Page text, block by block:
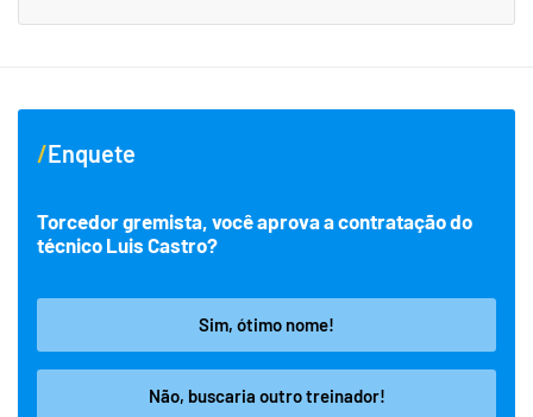
Enquete
Torcedor gremista, você aprova a contratação do
técnico Luis Castro?
Sim, ótimo nome!
Não, buscaria outro treinador!